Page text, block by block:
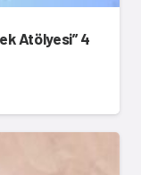
Atölyesi” 4